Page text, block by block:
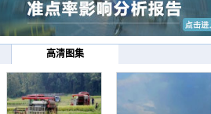
高清图集